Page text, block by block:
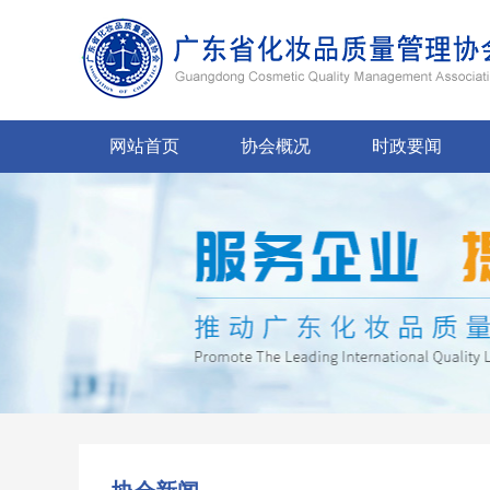
网站首页 协会概况 时政要闻